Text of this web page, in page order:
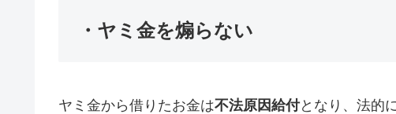
・ヤミ金を煽らない
ヤミ金から借りたお金は不法原因給付となり、法的